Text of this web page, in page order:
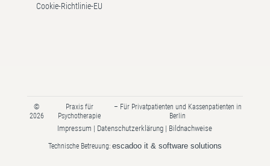
Cookie-Richtlinie-EU
©
2026
Praxis für
Psychotherapie
– Für Privatpatienten und Kassenpatienten in
Berlin
Impressum | Datenschutzerklärung | Bildnachweise
Technische Betreuung: escadoo it & software solutions